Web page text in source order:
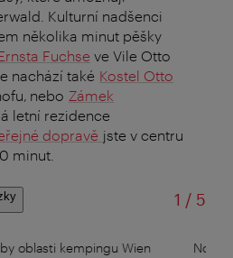
Kulturní nadšenci
několika minut pěšky
Fuchse ve Vile Otto
nachází také Kostel Otto
nebo Zámek
letní rezidence
dopravě jste v centru
minut.
1 /z5
oblasti kempingu Wien
Nové